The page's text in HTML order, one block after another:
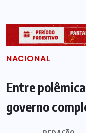
NACIONAL
Entre
governo